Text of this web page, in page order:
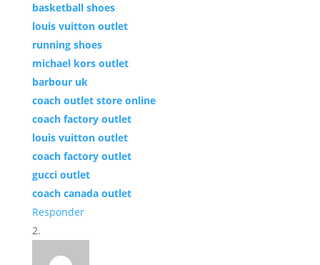
basketball shoes
louis vuitton outlet
running shoes
michael kors outlet
barbour uk
coach outlet store online
coach factory outlet
louis vuitton outlet
coach factory outlet
gucci outlet
coach canada outlet
Responder